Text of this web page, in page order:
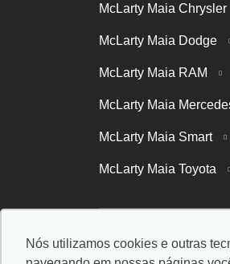
McLarty Maia Chrysler
McLarty Maia Dodge
McLarty Maia RAM
McLarty Maia
McLarty Maia Smart
McLarty Maia Toyota
© Copyright 2026-AutoForce
Nós utilizamos cookies e outras